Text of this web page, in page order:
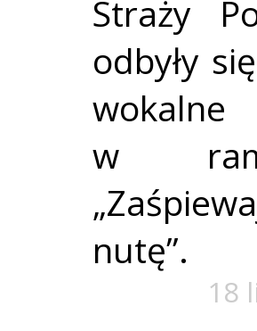
Straży
odbyły
w
nutę”.
18